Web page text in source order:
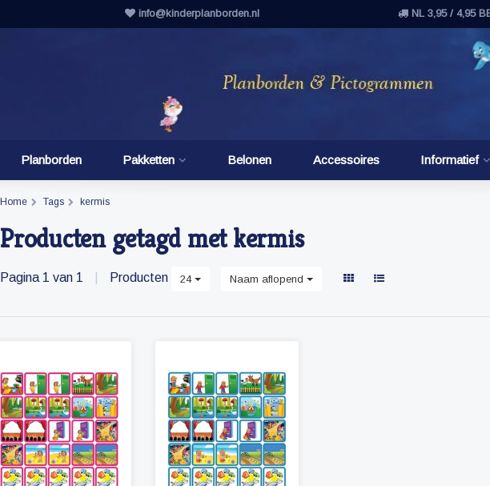
info@kinderplanborden.nl NL 3,95 / 4,95
Planborden Pakketten Belonen Accessoires Informatief
Home Tags kermis
Producten getagd met kermis
Pagina 1 van 1 Producten 24 Naam aflopend